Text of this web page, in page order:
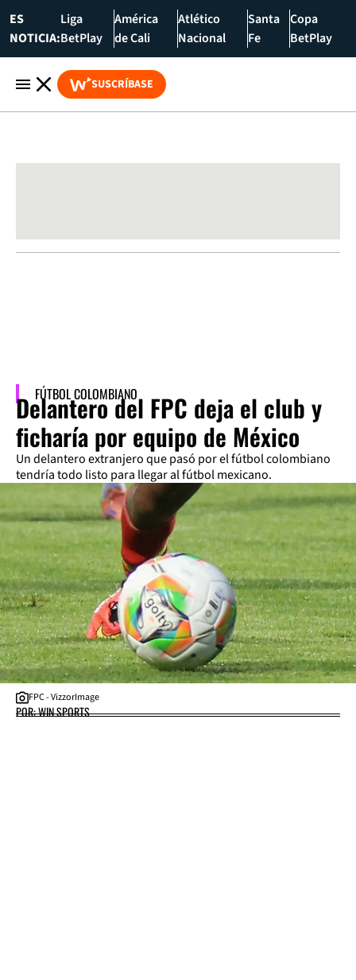
ES
NOTICIA:
Liga
BetPlay
América
de Cali
Atlético
Nacional
Santa
Fe
Copa
BetPlay
SUSCRÍBASE
FÚTBOL COLOMBIANO
Delantero del FPC deja el club y
ficharía por equipo de México
Un delantero extranjero que pasó por el fútbol colombiano
tendría todo listo para llegar al fútbol mexicano.
FPC - VizzorImage
POR: WIN SPORTS